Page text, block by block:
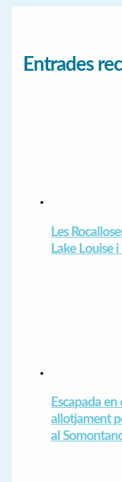
Entrades
Les
Lake Louise
Escapada
allotjament
al